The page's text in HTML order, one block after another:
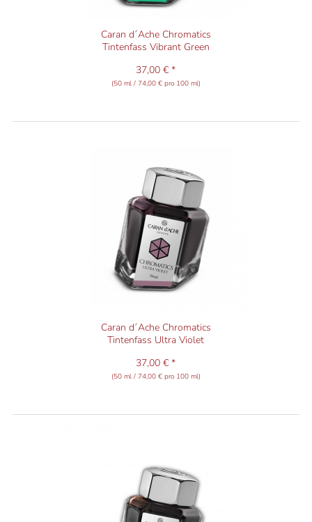
Caran d´Ache Chromatics
Tintenfass Vibrant Green
37,00 € *
(50 ml / 74,00 € pro 100 ml)
Caran d´Ache Chromatics
Tintenfass Ultra Violet
37,00 € *
(50 ml / 74,00 € pro 100 ml)